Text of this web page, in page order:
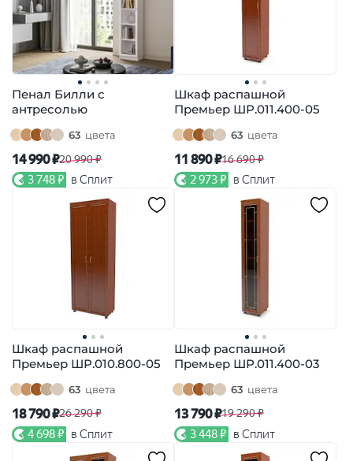
Пенал Билли с
антресолью
63 цвета
14 990 ₽20 990 ₽
3 748 ₽ в Сплит
Шкаф распашной
Премьер ШР.011.400-05
63 цвета
11 890 ₽16 690 ₽
2 973 ₽ в Сплит
Шкаф распашной
Премьер ШР.010.800-05
63 цвета
18 790 ₽26 290 ₽
4 698 ₽ в Сплит
Шкаф распашной
Премьер ШР.011.400-03
63 цвета
13 790 ₽19 290 ₽
3 448 ₽ в Сплит